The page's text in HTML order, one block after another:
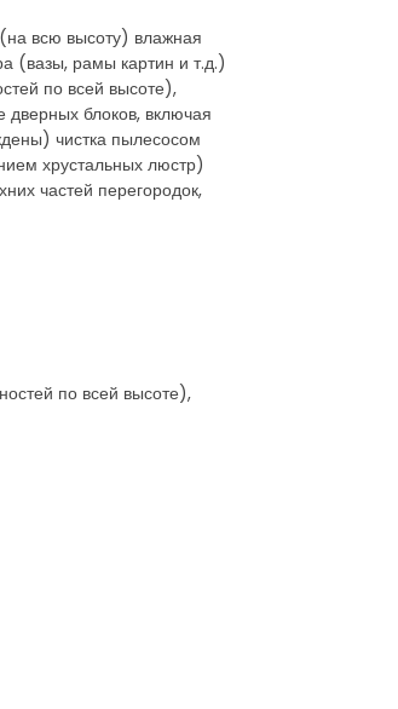
всю высоту) влажная
(вазы, рамы картин и т.д.)
по всей высоте),
блоков, включая
чистка пылесосом
хрустальных люстр)
частей перегородок,
по всей высоте),